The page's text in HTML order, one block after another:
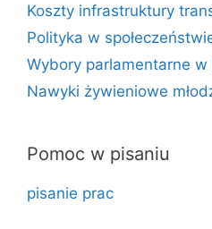
Koszty infrastruktury
Polityka w
Wybory parlamentarne w
Nawyki żywieniowe
Pomoc w pisaniu
pisanie prac